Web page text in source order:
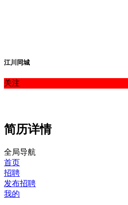
江川同城
关注
简历详情
全局导航
首页
招聘
发布招聘
我的